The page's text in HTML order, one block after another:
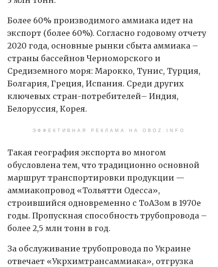
Более 60% производимого аммиака идет на
экспорт (более 60%). Согласно годовому отчету
2020 года, основные рынки сбыта аммиака –
страны бассейнов Черноморского и
Средиземного моря: Марокко, Тунис, Турция,
Болгария, Греция, Испания. Среди других
ключевых стран-потребителей– Индия,
Белоруссия, Корея.
ЭФФЕКТИВНАЯ РЕКЛАМА НА OBOZ.INFO
Такая география экспорта во многом
обусловлена тем, что традиционно основной
маршрут транспортировки продукции —
аммиакопровод «Тольятти Одесса»,
строившийся одновременно с ТоАЗом в 1970е
годы. Пропускная способность трубопровода –
более 2,5 млн тонн в год.
За обслуживание трубопровода по Украине
отвечает «Укрхимтрансаммиака», отгрузка